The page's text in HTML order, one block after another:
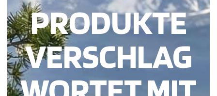
PRODUKTE
VERSCHLAG